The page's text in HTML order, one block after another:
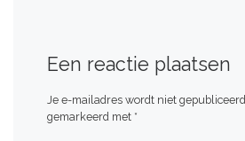
Een reactie plaatsen
Je e-mailadres wordt niet gepubliceerd.
gemarkeerd met *